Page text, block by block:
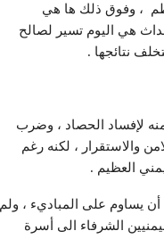
، وفوق ذلك ها هي
هي اليوم تسير لصالح
نتائجها .
منه لإفساد الحصاد ، وضرب
والاستقرار ، لكنه رغم
العظيم .
يساوم على المباديء ، ولم
الشرفاء الى أسرة